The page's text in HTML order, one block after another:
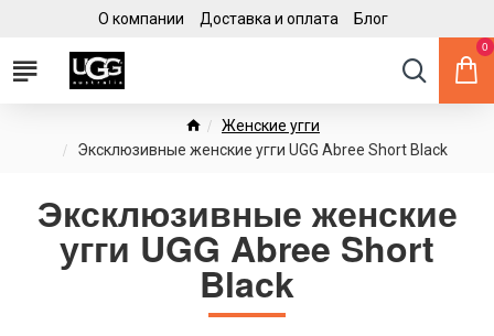
О компании Доставка и оплата Блог
0
Женские угги
Эксклюзивные женские угги UGG Abree Short Black
Эксклюзивные женские
угги UGG Abree Short
Black